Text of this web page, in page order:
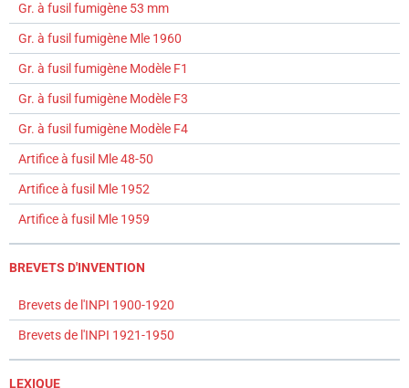
Gr. à fusil fumigène 53 mm
Gr. à fusil fumigène Mle 1960
Gr. à fusil fumigène Modèle F1
Gr. à fusil fumigène Modèle F3
Gr. à fusil fumigène Modèle F4
Artifice à fusil Mle 48-50
Artifice à fusil Mle 1952
Artifice à fusil Mle 1959
BREVETS D'INVENTION
Brevets de l'INPI 1900-1920
Brevets de l'INPI 1921-1950
LEXIQUE